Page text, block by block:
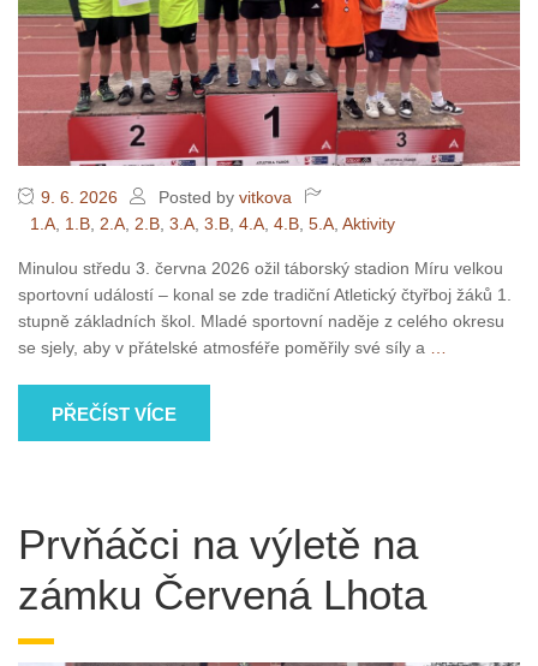
9. 6. 2026 Posted by vitkova
1.A, 1.B, 2.A, 2.B, 3.A, 3.B, 4.A, 4.B, 5.A, Aktivity
Minulou středu 3. června 2026 ožil táborský stadion Míru velkou
sportovní událostí – konal se zde tradiční Atletický čtyřboj žáků 1.
stupně základních škol. Mladé sportovní naděje z celého okresu
se sjely, aby v přátelské atmosféře poměřily své síly a …
PŘEČÍST VÍCE
Prvňáčci na výletě na
zámku Červená Lhota